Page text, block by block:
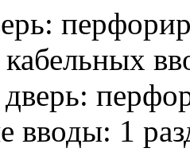
вводы: 1